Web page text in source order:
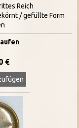
Reich
/ gefüllte Form
€